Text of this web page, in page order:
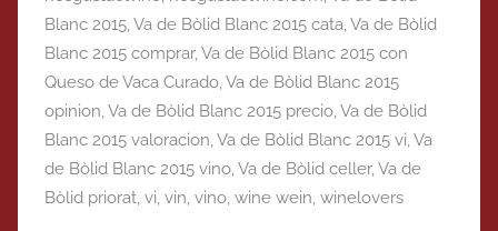
Blanc 2015,Va de Bòlid Blanc 2015 cata,Va de Bòlid
Blanc 2015 comprar,Va de Bòlid Blanc 2015 con
Queso de Vaca Curado,Va de Bòlid Blanc 2015
opinion,Va de Bòlid Blanc 2015 precio,Va de Bòlid
Blanc 2015 valoracion,Va de Bòlid Blanc 2015 vi,Va
de Bòlid Blanc 2015 vino,Va de Bòlid celler,Va de
Bòlid priorat, vi, vin, vino, wine wein, winelovers